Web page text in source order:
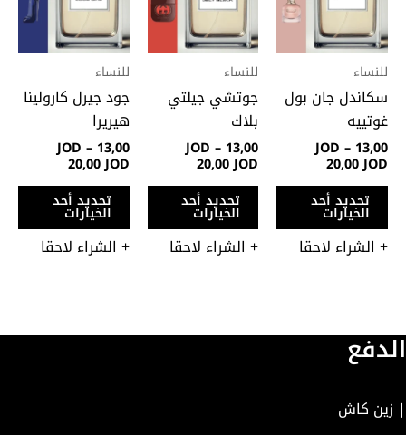
للنساء
سكاندل جان بول
غوتييه
13,00
JOD –
20,00JOD
خلال
تحديد أحد
الخيارات
الأشكال
المختلفة
لهذا
المنتج.
يمكن
اختيار
الخيارات
على
المنتج
+ الشراء لاحقا
للنساء
جوتشي جيلتي
بلاك
13,00
JOD –
20,00JOD
خلال
⁦20,00 JOD⁩
تحديد أحد
الخيارات
الأشكال
المختلفة
لهذا
المنتج.
يمكن
اختيار
الخيارات
على
صفحة
المنتج
+ الشراء لاحقا
للنساء
جود جيرل كارولينا
هيريرا
13,00
JOD –
20,00JOD
خلال
⁦20,00 JOD⁩
تحديد أحد
الخيارات
+ الشراء لاحقا
الدفع
| زين كاش